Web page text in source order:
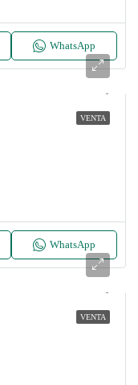
WhatsApp
VENTA
WhatsApp
VENTA